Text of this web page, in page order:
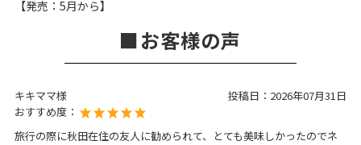
【発売：5月から】
お客様の声
キキママ様 投稿日： 2026年07月31日
おすすめ度：
旅行の際に秋田在住の友人に勧められて、とても美味しかったのでネ